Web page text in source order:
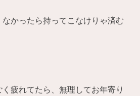
かったら持ってこなけりゃ済む
疲れてたら、無理してお年寄り